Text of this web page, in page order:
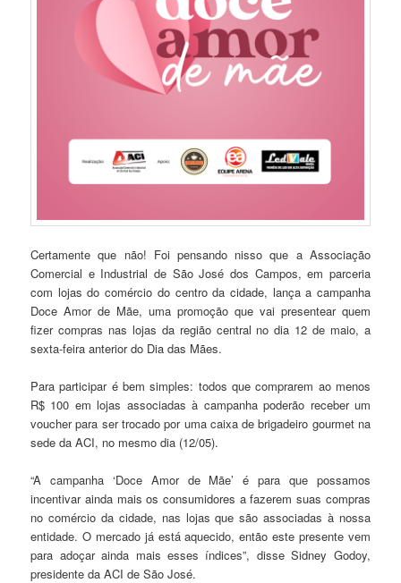
Certamente que não! Foi pensando nisso que a Associação
Comercial e Industrial de São José dos Campos, em parceria
com lojas do comércio do centro da cidade, lança a campanha
Doce Amor de Mãe, uma promoção que vai presentear quem
fizer compras nas lojas da região central no dia 12 de maio, a
sexta-feira anterior do Dia das Mães.
Para participar é bem simples: todos que comprarem ao menos
R$ 100 em lojas associadas à campanha poderão receber um
voucher para ser trocado por uma caixa de brigadeiro gourmet na
sede da ACI, no mesmo dia (12/05).
“A campanha ‘Doce Amor de Mãe’ é para que possamos
incentivar ainda mais os consumidores a fazerem suas compras
no comércio da cidade, nas lojas que são associadas à nossa
entidade. O mercado já está aquecido, então este presente vem
para adoçar ainda mais esses índices”, disse Sidney Godoy,
presidente da ACI de São José.